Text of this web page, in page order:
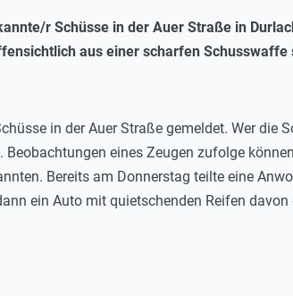
r Schüsse in der Auer Straße in
aus einer scharfen
in der Auer Straße gemeldet. Wer die
eines Zeugen zufolge
Bereits am Donnerstag teilte eine
ein Auto mit quietschenden Reifen